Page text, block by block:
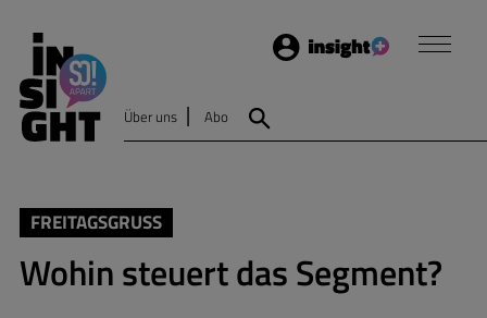
Login
Über uns Abo
FREITAGSGRUSS
Wohin steuert das Segment?